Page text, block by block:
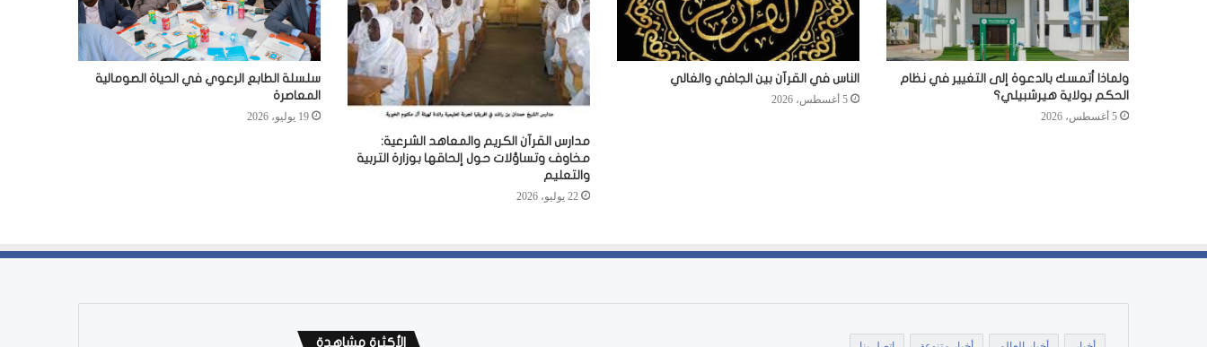
ولماذا أتمسك بالدعوة إلى التغيير في نظام
الحكم بولاية هيرشبيلي؟
5 أغسطس، 2026
الناس في القرآن بين الجافي والغالي
5 أغسطس، 2026
مدارس القرآن الكريم والمعاهد الشرعية:
مخاوف وتساؤلات حول إلحاقها بوزارة التربية
والتعليم
22 يوليو، 2026
سلسلة الطابع الرعوي في الحياة الصومالية
المعاصرة
19 يوليو، 2026
الأكثرة مشاهدة